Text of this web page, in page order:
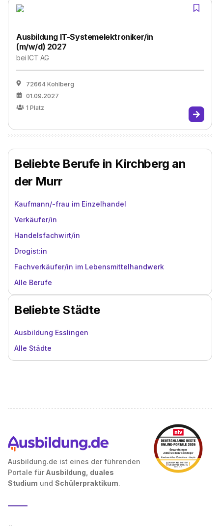
Ausbildung IT-Systemelektroniker/in
(m/w/d) 2027
beiICT AG
72664 Kohlberg
01.09.2027
1 Platz
Beliebte Berufe in Kirchberg an
der Murr
Kaufmann/-frau im Einzelhandel
Verkäufer/in
Handelsfachwirt/in
Drogist:in
Fachverkäufer/in im Lebensmittelhandwerk
Alle Berufe
Beliebte Städte
Ausbildung Esslingen
Alle Städte
Ausbildung.de ist eines der führenden
Portale für Ausbildung, duales
Studium und Schülerpraktikum.